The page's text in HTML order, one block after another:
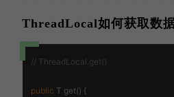
ThreadLocal如何获取数
// ThreadLocal.get()
public T get() {